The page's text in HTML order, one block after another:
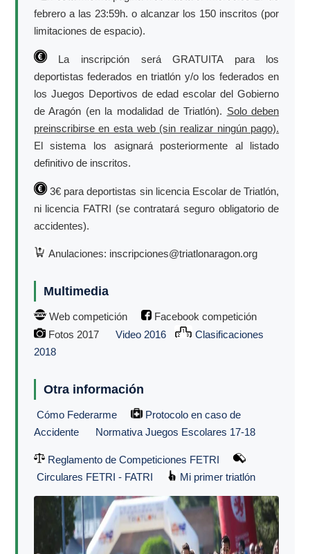
febrero a las 23:59h. o alcanzar los 150 inscritos (por
limitaciones de espacio).
La inscripción será GRATUITA para los
deportistas federados en triatlón y/o los federados en
los Juegos Deportivos de edad escolar del Gobierno
de Aragón (en la modalidad de Triatlón). Solo deben
preinscribirse en esta web (sin realizar ningún pago).
El sistema los asignará posteriormente al listado
definitivo de inscritos.
3€ para deportistas sin licencia Escolar de Triatlón,
ni licencia FATRI (se contratará seguro obligatorio de
accidentes).
Anulaciones: inscripciones@triatlonaragon.org
Multimedia
Web competición
Facebook competición
Fotos 2017
Video 2016
Clasificaciones
2018
Otra información
Cómo Federarme
Protocolo en caso de
Accidente
Normativa Juegos Escolares 17-18
Reglamento de Competiciones FETRI
Circulares FETRI - FATRI
Mi primer triatlón